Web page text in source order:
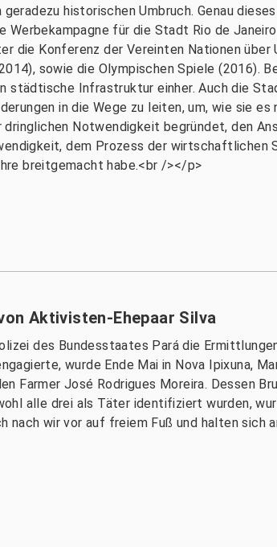
historischen Umbruch. Genau
Werbekampagne für die Stadt Rio de
die Konferenz der Vereinten Nationen über
sowie die Olympischen Spiele (2016).
städtische Infrastruktur einher. Auch die
in die Wege zu leiten, um, wie sie
Notwendigkeit begründet, den
dem Prozess der wirtschaftlichen
breitgemacht habe.<br /></p>
Aktivisten-Ehepaar Silva
des Bundesstaates Pará die
wurde Ende Mai in Nova Ipixuna,
Farmer José Rodrigues Moreira. Dessen
alle drei als Täter identifiziert wurden,
wir vor auf freiem Fuß und halten sich